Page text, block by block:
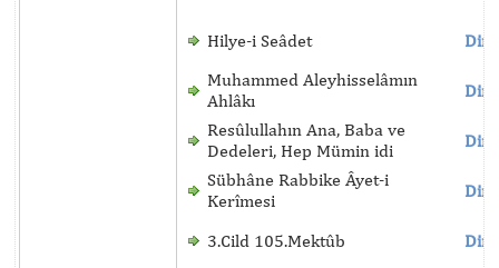
Hilye-i Seâdet
Muhammed Aleyhisselâmın
Ahlâkı
Resûlullahın Ana, Baba ve
Dedeleri, Hep Mümin idi
Sübhâne Rabbike Âyet-i
Kerîmesi
3.Cild 105.Mektûb